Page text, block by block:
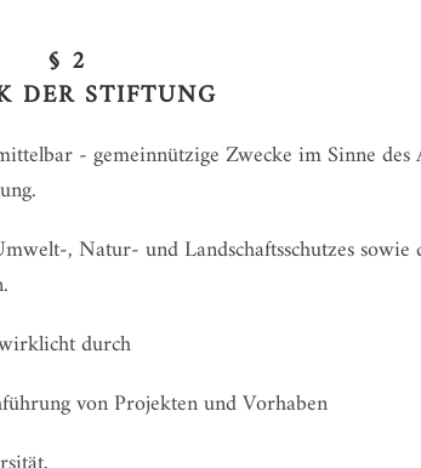
§ 2
DER STIFTUNG
- gemeinnützige Zwecke im Sinne des
, Natur- und Landschaftsschutzes sowie
durch
von Projekten und Vorhaben